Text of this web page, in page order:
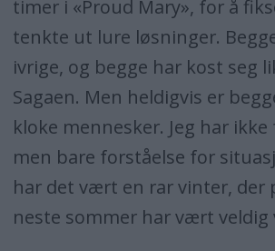
timer i «Proud Mary», for å
tenkte ut lure løsninger.
ivrige, og begge har kost seg
Sagaen. Men heldigvis er
kloke mennesker. Jeg har
men bare forståelse for
har det vært en rar vinter, der
neste sommer har vært veldig